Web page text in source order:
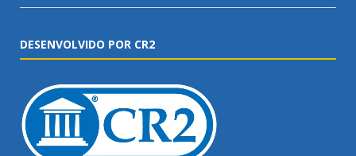
DESENVOLVIDO POR CR2